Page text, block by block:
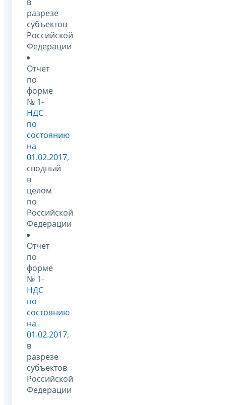
разрезе
субъектов
Российской
Федерации
Отчет
по
форме
№ 1-
НДС
по
состоянию
на
01.02.2017,
сводный
в
целом
по
Российской
Федерации
Отчет
по
форме
№ 1-
НДС
по
состоянию
на
01.02.2017,
в
разрезе
субъектов
Российской
Федерации